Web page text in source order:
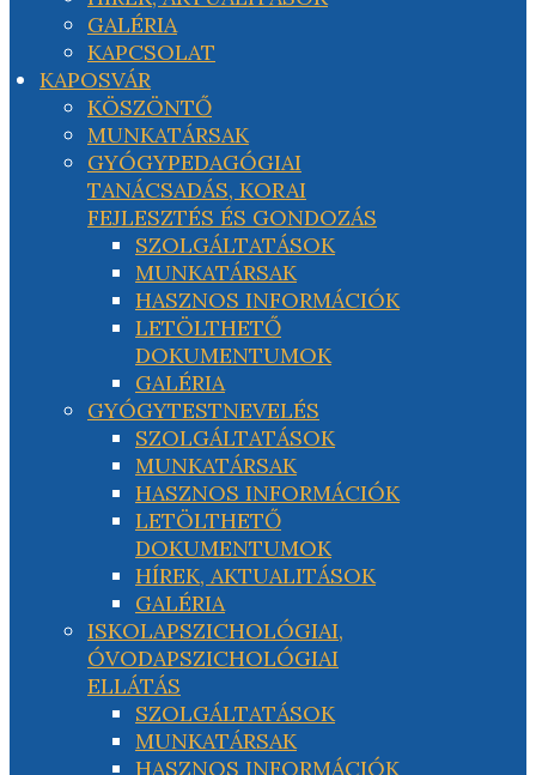
GALÉRIA
KAPCSOLAT
KAPOSVÁR
KÖSZÖNTŐ
MUNKATÁRSAK
GYÓGYPEDAGÓGIAI
TANÁCSADÁS, KORAI
FEJLESZTÉS ÉS GONDOZÁS
SZOLGÁLTATÁSOK
MUNKATÁRSAK
HASZNOS INFORMÁCIÓK
LETÖLTHETŐ
DOKUMENTUMOK
GALÉRIA
GYÓGYTESTNEVELÉS
SZOLGÁLTATÁSOK
MUNKATÁRSAK
HASZNOS INFORMÁCIÓK
LETÖLTHETŐ
DOKUMENTUMOK
HÍREK, AKTUALITÁSOK
GALÉRIA
ISKOLAPSZICHOLÓGIAI,
ÓVODAPSZICHOLÓGIAI
ELLÁTÁS
SZOLGÁLTATÁSOK
MUNKATÁRSAK
HASZNOS INFORMÁCIÓK